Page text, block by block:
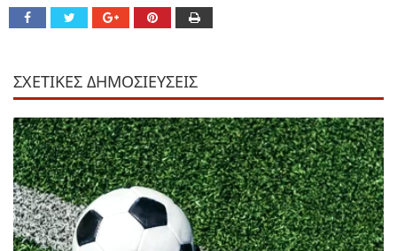
ΣΧΕΤΙΚΕΣ ΔΗΜΟΣΙΕΥΣΕΙΣ